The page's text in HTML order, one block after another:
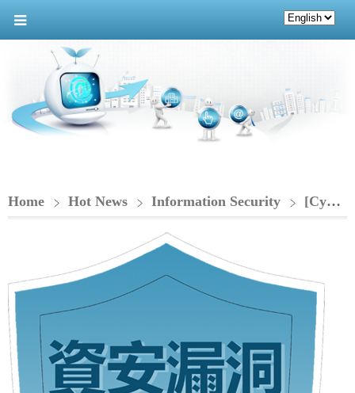
Home Hot News Information Security [Cybersecurity Vulnerability Notice] Debian Linux 內核存在多個漏洞